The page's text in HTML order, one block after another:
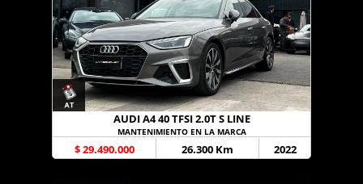
AUDI A4 40 TFSI 2.0T S LINE
MANTENIMIENTO EN LA MARCA
$ 29.490.000 26.300 Km 2022